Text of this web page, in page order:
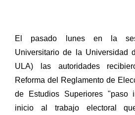
El pasado lunes en la
Universitario de la Universidad
ULA) las autoridades
Reforma del Reglamento de
de Estudios Superiores "paso
inicio al trabajo electoral